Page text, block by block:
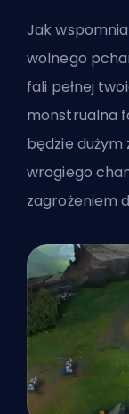
Jak
wolnego
fali pełnej
monstrualna
będzie
wrogiego
zagrożeniem